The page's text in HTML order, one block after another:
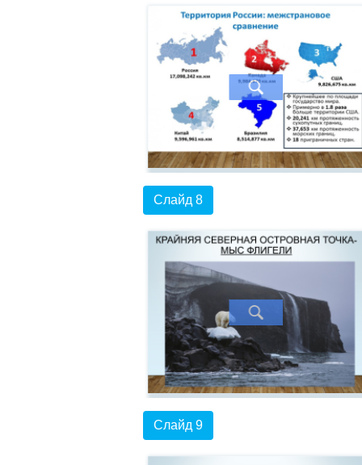
Слайд 8
Слайд 9